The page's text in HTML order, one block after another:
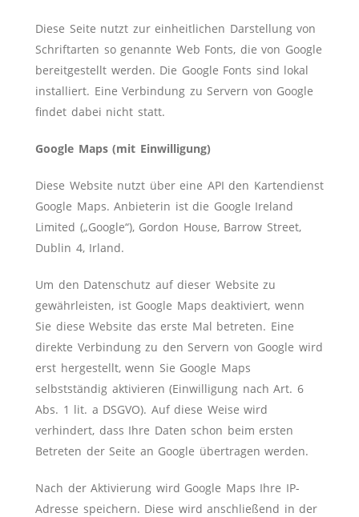
Diese Seite nutzt zur einheitlichen Darstellung von
Schriftarten so genannte Web Fonts, die von Google
bereitgestellt werden. Die Google Fonts sind lokal
installiert. Eine Verbindung zu Servern von Google
findet dabei nicht statt.
Google Maps (mit Einwilligung)
Diese Website nutzt über eine API den Kartendienst
Google Maps. Anbieterin ist die Google Ireland
Limited („Google“), Gordon House, Barrow Street,
Dublin 4, Irland.
Um den Datenschutz auf dieser Website zu
gewährleisten, ist Google Maps deaktiviert, wenn
Sie diese Website das erste Mal betreten. Eine
direkte Verbindung zu den Servern von Google wird
erst hergestellt, wenn Sie Google Maps
selbstständig aktivieren (Einwilligung nach Art. 6
Abs. 1 lit. a DSGVO). Auf diese Weise wird
verhindert, dass Ihre Daten schon beim ersten
Betreten der Seite an Google übertragen werden.
Nach der Aktivierung wird Google Maps Ihre IP-
Adresse speichern. Diese wird anschließend in der